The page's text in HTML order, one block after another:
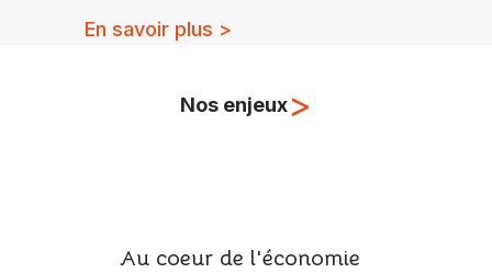
En savoir plus >
Nos enjeux>
Au coeur de l'économie